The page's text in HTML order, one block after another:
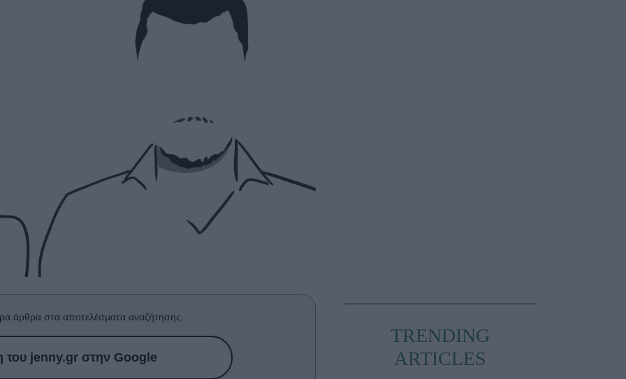
άρθρα στα αποτελέσματα αναζήτησης.
του jenny.gr στην Google
TRENDING
ARTICLES